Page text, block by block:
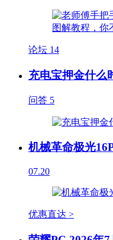
论坛 14
充电宝押金什么
问答 5
机械革命极光
07.20
优惠直达 >